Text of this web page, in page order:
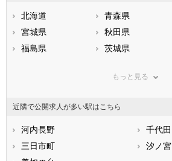
北海道 青森県
宮城県
秋田県
福島県
茨城県
神奈川県
石川県
福井県
静岡県
滋賀県
もっと見る
近隣で公開求人が多い駅はこちら
河内長野
千代田
三日市町
汐ノ宮